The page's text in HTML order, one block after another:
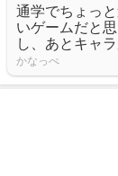
通学でちょっ
いゲームだと
し、あとキャ
かなっぺ